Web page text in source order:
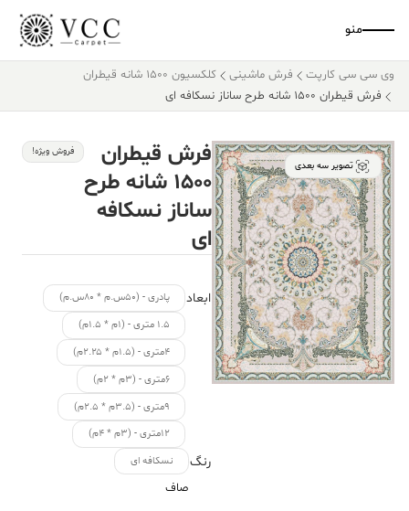
منو
وی سی سی کارپت فرش ماشینی
کلکسیون ۱۵۰۰ شانه قیطران
فرش قیطران ۱۵۰۰ شانه طرح ساناز نسکافه ای
تصویر سه بعدی
فرش قیطران
۱۵۰۰ شانه طرح
ساناز نسکافه
ای
فروش ویژه!
ابعاد
پادری - (۵۰س.م * ۸۰س.م)
۱.۵ متری - (۱م * ۱.۵م)
۴متری - (۱.۵م * ۲.۲۵م)
۶متری - (۳م * ۲م)
۹متری - (۳.۵م * ۲.۵م)
۱۲متری - (۳م * ۴م)
رنگ نسکافه ای
صاف